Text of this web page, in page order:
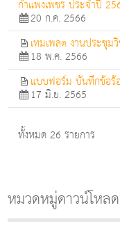
กำแพงเพชร ประจำปี
20 ก.ค. 2566
เทมเพลต งานประชุ
18 พ.ค. 2566
แบบฟอร์ม บันทึกข้อร้
17 มิ.ย. 2565
ทั้งหมด 26 รายการ
หมวดหมู่ดาวน์โหลด